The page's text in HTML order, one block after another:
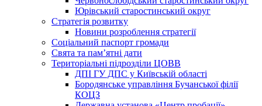
Юрівський старостинський округ
Стратегія розвитку
Новини розроблення стратегії
Соціальний паспорт громади
Свята та пам’ятні дати
Територіальні підрозділи ЦОВВ
ДПІ ГУ ДПС у Київській області
Бородянське управління Бучанської філії
КОЦЗ